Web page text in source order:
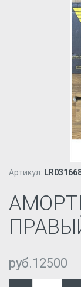
Артикул:
руб.12500